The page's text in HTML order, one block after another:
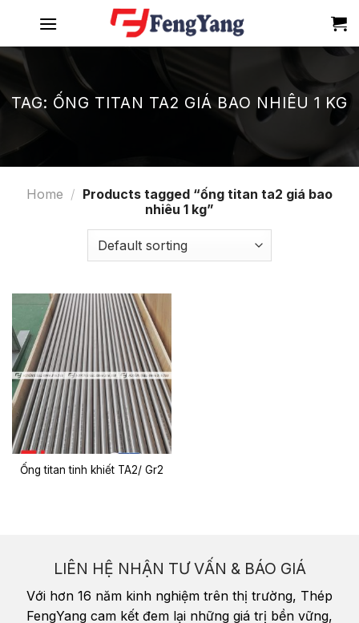
content
TAG: ỐNG TITAN TA2 GIÁ BAO NHIÊU 1 KG
Home / Products tagged “ống titan ta2 giá bao
nhiêu 1 kg”
Ống titan tinh khiết TA2/ Gr2
LIÊN HỆ NHẬN TƯ VẤN & BÁO GIÁ
Với hơn 16 năm kinh nghiệm trên thị trường, Thép
FengYang cam kết đem lại những giá trị bền vững,